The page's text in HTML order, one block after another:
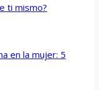
ti mismo?
en la mujer: 5